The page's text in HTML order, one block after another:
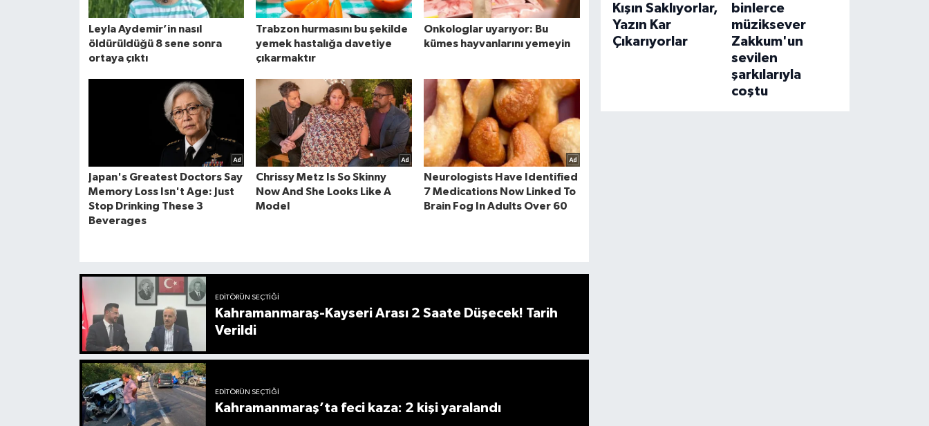
EDITÖRÜN SEÇTIĞI
Kahramanmaraş-Kayseri Arası 2 Saate Düşecek! Tarih
Verildi
EDITÖRÜN SEÇTIĞI
Kahramanmaraş’ta feci kaza: 2 kişi yaralandı
Kışın Saklıyorlar,
Yazın Kar
Çıkarıyorlar
binlerce
müziksever
Zakkum'un
sevilen
şarkılarıyla
coştu